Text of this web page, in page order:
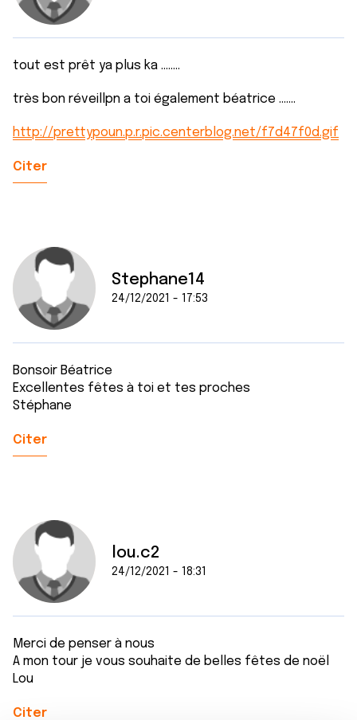
tout est prêt ya plus ka ........
très bon réveillpn a toi également béatrice .......
http://prettypoun.p.r.pic.centerblog.net/f7d47f0d.gif
Citer
Stephane14
24/12/2021 - 17:53
Bonsoir Béatrice
Excellentes fêtes à toi et tes proches
Stéphane
Citer
lou.c2
24/12/2021 - 18:31
Merci de penser à nous
A mon tour je vous souhaite de belles fêtes de noël
Lou
Citer